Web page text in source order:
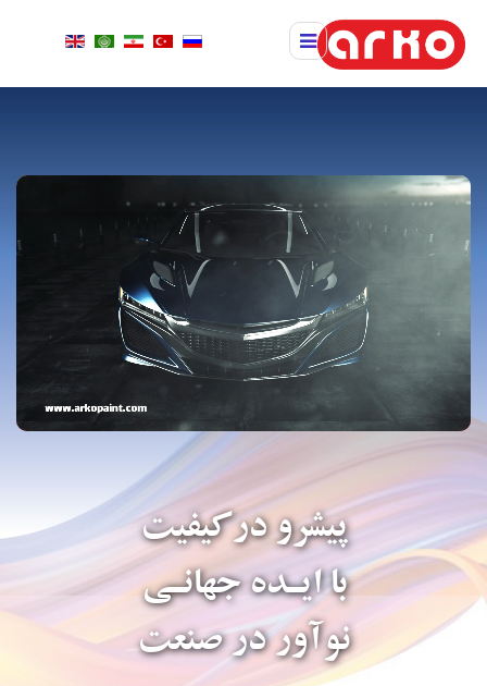
پیشرو درکیفیت
با ایـده جهانـی
نوآور در صنعت